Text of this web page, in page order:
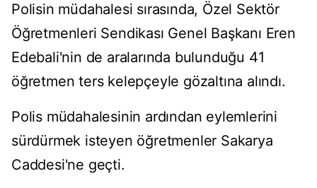
Polisin müdahalesi sırasında, Özel Sektör
Öğretmenleri Sendikası Genel Başkanı Eren
Edebali'nin de aralarında bulunduğu 41
öğretmen ters kelepçeyle gözaltına alındı.
Polis müdahalesinin ardından eylemlerini
sürdürmek isteyen öğretmenler Sakarya
Caddesi'ne geçti.